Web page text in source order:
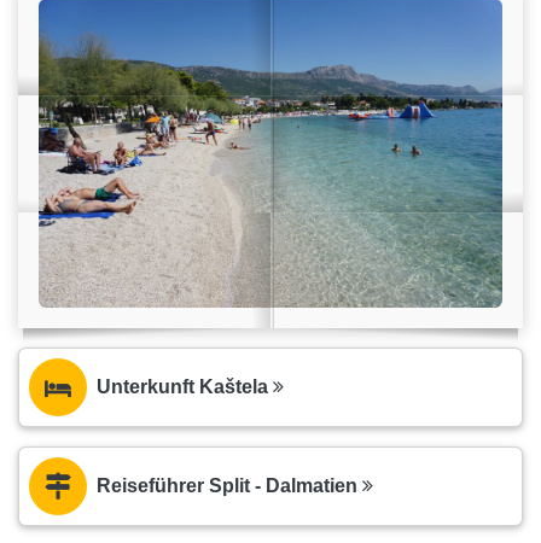
Unterkunft Kaštela
Reiseführer Split - Dalmatien